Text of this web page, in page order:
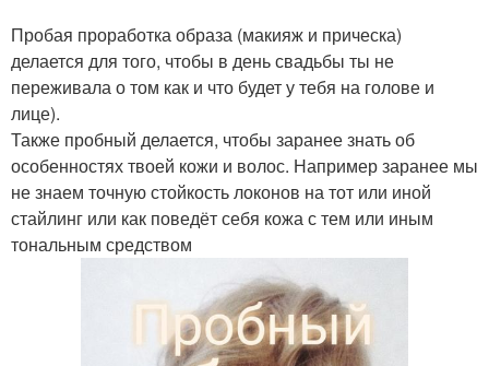
Пробая проработка образа (макияж и прическа)
делается для того, чтобы в день свадьбы ты не
переживала о том как и что будет у тебя на голове и
лице).
Также пробный делается, чтобы заранее знать об
особенностях твоей кожи и волос. Например заранее мы
не знаем точную стойкость локонов на тот или иной
стайлинг или как поведёт себя кожа с тем или иным
тональным средством